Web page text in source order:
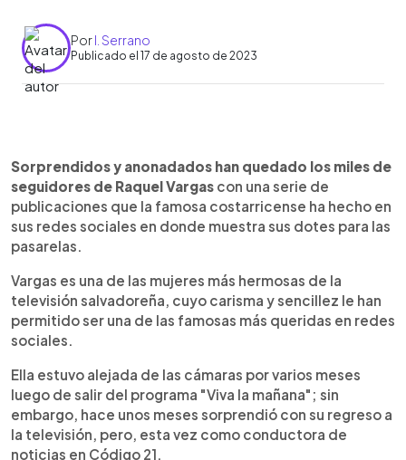
PorI. Serrano
Publicado el 17 de agosto de 2023
Escuchar artículo
Sorprendidos y anonadados han quedado los miles de
seguidores de Raquel Vargas con una serie de
publicaciones que la famosa costarricense ha hecho en
sus redes sociales en donde muestra sus dotes para las
pasarelas.
Vargas es una de las mujeres más hermosas de la
televisión salvadoreña, cuyo carisma y sencillez le han
permitido ser una de las famosas más queridas en redes
sociales.
Ella estuvo alejada de las cámaras por varios meses
luego de salir del programa "Viva la mañana"; sin
embargo, hace unos meses sorprendió con su regreso a
la televisión, pero, esta vez como conductora de
noticias en Código 21.